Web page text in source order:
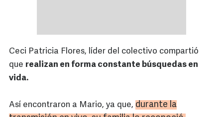
Ceci Patricia Flores, líder del colectivo compartió
que realizan en forma constante búsquedas en
vida.
Así encontraron a Mario, ya que, durante la